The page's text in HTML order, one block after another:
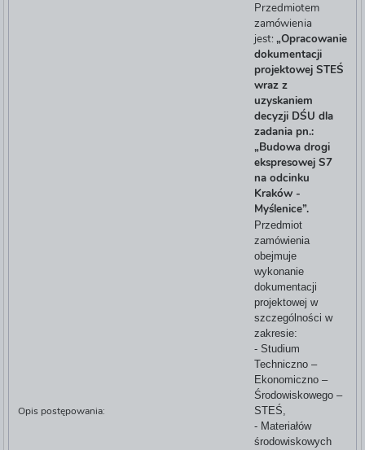
Opis postępowania:
Przedmiotem
zamówienia
jest: „Opracowanie
dokumentacji
projektowej STEŚ
wraz z
uzyskaniem
decyzji DŚU dla
zadania pn.:
„Budowa drogi
ekspresowej S7
na odcinku
Kraków -
Myślenice”.
Przedmiot
zamówienia
obejmuje
wykonanie
dokumentacji
projektowej w
szczególności w
zakresie:
- Studium
Techniczno –
Ekonomiczno –
Środowiskowego –
STEŚ,
- Materiałów
środowiskowych